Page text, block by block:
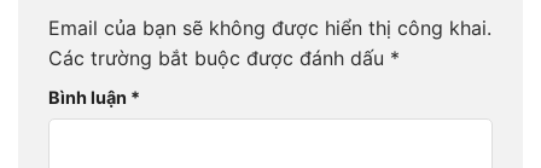
Email của bạn sẽ không được hiển thị công khai.
Các trường bắt buộc được đánh dấu *
Bình luận *